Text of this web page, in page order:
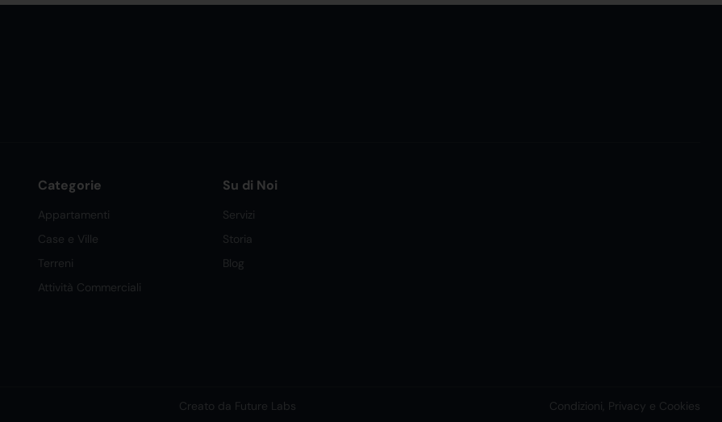
Categorie
Appartamenti
Case e Ville
Terreni
Attività Commerciali
Su di Noi
Servizi
Storia
Blog
Creato da Future Labs Condizioni, Privacy e Cookies